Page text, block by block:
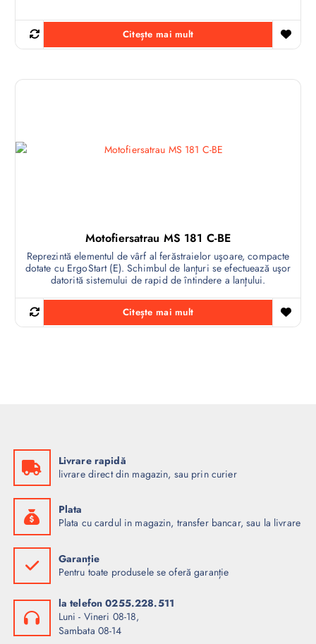
Citește mai mult
Motofiersatrau MS 181 C-BE
Reprezintă elementul de vârf al ferăstraielor uşoare, compacte
dotate cu ErgoStart (E). Schimbul de lanţuri se efectuează uşor
datorită sistemului de rapid de întindere a lanţului.
Citește mai mult
Livrare rapidă
livrare direct din magazin, sau prin curier
Plata
Plata cu cardul in magazin, transfer bancar, sau la livrare
Garanție
Pentru toate produsele se oferă garanție
la telefon 0255.228.511
Luni - Vineri 08-18,
Sambata 08-14